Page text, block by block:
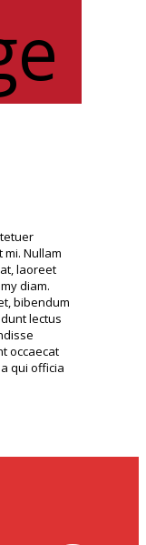
mi. Nullam
laoreet
diam.
bibendum
lectus
occaecat
qui officia